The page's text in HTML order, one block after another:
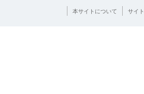
本サイトについて サイ